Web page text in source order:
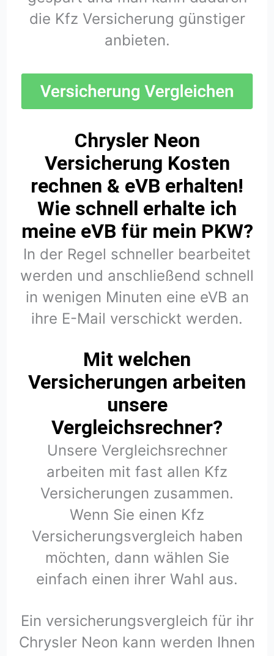
die Kfz Versicherung günstiger
anbieten.
Chrysler Neon
Versicherung Kosten
rechnen & eVB erhalten!
Wie schnell erhalte ich
meine eVB für mein PKW?
In der Regel schneller bearbeitet
werden und anschließend schnell
in wenigen Minuten eine eVB an
ihre E-Mail verschickt werden.
Mit welchen
Versicherungen arbeiten
unsere
Vergleichsrechner?
Unsere Vergleichsrechner
arbeiten mit fast allen Kfz
Versicherungen zusammen.
Wenn Sie einen Kfz
Versicherungsvergleich haben
möchten, dann wählen Sie
einfach einen ihrer Wahl aus.
Ein versicherungsvergleich für ihr
Chrysler Neon kann werden Ihnen